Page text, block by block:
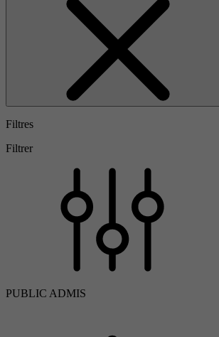
Filtres
Filtrer
PUBLIC ADMIS